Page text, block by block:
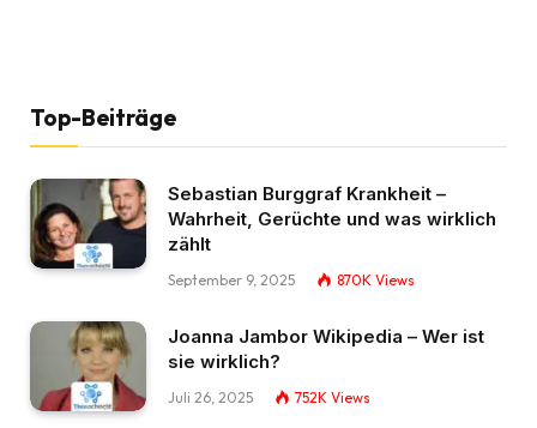
Top-Beiträge
Sebastian Burggraf Krankheit –
Wahrheit, Gerüchte und was wirklich
zählt
September 9, 2025 870K Views
Joanna Jambor Wikipedia – Wer ist
sie wirklich?
Juli 26, 2025 752K Views